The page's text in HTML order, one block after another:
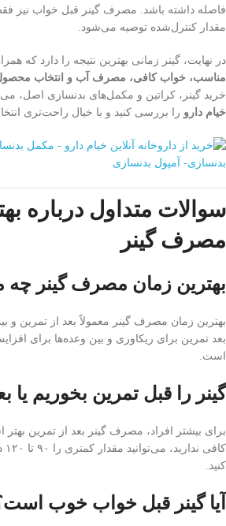
فاصله داشته باشد. مصرف گینر قبل خواب نیز فقط
مقدار کنترل‌شده توصیه می‌شود.
در نهایت، گینر زمانی بهترین نتیجه را دارد که
مناسب، خواب کافی، مصرف آب و انتخاب
خرید گینر، کراتین و مکمل‌های بدنسازی اصل،
خیام دارو را بررسی کنید و با خیال راحت‌تری
سوالات متداول درباره
مصرف گینر
بهترین زمان مصرف گینر
بهترین زمان مصرف گینر معمولاً بعد از تمرین و
بعد تمرین برای ریکاوری و بین وعده‌ها برای
است.
گینر را قبل تمرین بخوریم یا
برای بیشتر افراد، مصرف گینر بعد از تمرین
کنید.
آیا گینر قبل خواب خوب